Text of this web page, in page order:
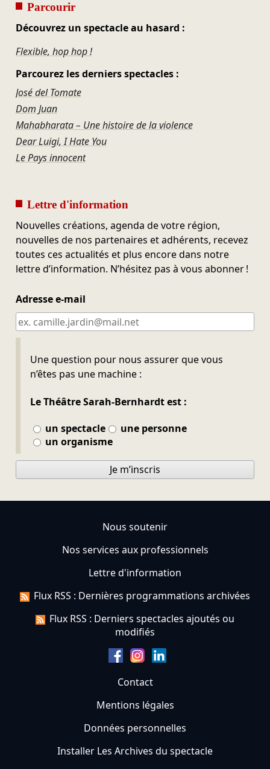
Parcourir
Découvrez un spectacle au hasard :
Flexible, hop hop !
Parcourez les derniers spectacles :
José del Tomate
Dom Juan
Mahabharata – Une histoire de la violence
Dear Luigi, I Hate You
Le Pays innocent
Lettre d'information
Nouvelles créations, agenda de votre région,
nouvelles de nos partenaires et adhérents, recevez
toutes ces actualités et plus encore dans notre
lettre d’information. N’hésitez pas à vous abonner !
Adresse e-mail
Une question pour nous assurer que vous
n’êtes pas une machine :
Le Théâtre Sarah-Bernhardt est :
un spectacle
une personne
un organisme
Ne pas remplir
Je m’inscris
Nous soutenir
Nos services aux professionnels
Lettre d'information
Flux RSS : Dernières programmations archivées
Flux RSS : Derniers spectacles ajoutés ou
modifiés
Contact
Mentions légales
Données personnelles
Installer Les Archives du spectacle